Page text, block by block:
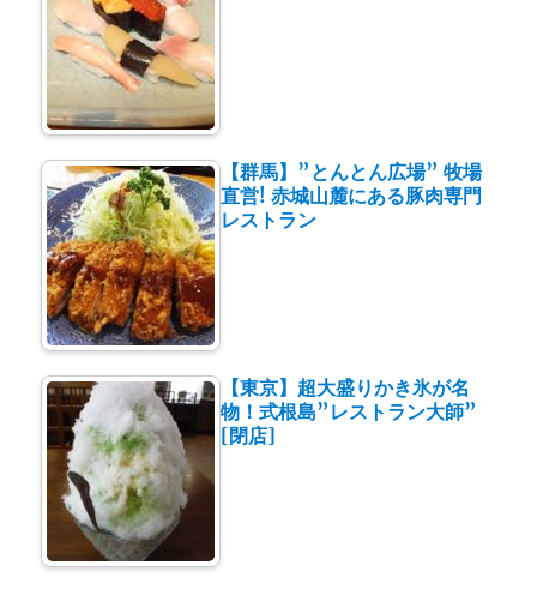
【群馬】”とんとん広場” 牧場
直営! 赤城山麓にある豚肉専門
レストラン
【東京】超大盛りかき氷が名
物！式根島”レストラン大師”
[閉店]